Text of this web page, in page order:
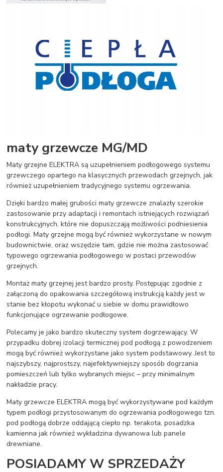
maty grzewcze MG/MD
Maty grzejne ELEKTRA są uzupełnieniem podłogowego systemu
grzewczego opartego na klasycznych przewodach grzejnych, jak
również uzupełnieniem tradycyjnego systemu ogrzewania.
Dzięki bardzo małej grubości maty grzewcze znalazły szerokie
zastosowanie przy adaptacji i remontach istniejących rozwiązań
konstrukcyjnych, które nie dopuszczają możliwości podniesienia
podłogi. Maty grzejne mogą być również wykorzystane w nowym
budownictwie, oraz wszędzie tam, gdzie nie można zastosować
typowego ogrzewania podłogowego w postaci przewodów
grzejnych.
Montaż maty grzejnej jest bardzo prosty. Postępując zgodnie z
załączoną do opakowania szczegółową instrukcją każdy jest w
stanie bez kłopotu wykonać u siebie w domu prawidłowo
funkcjonujące ogrzewanie podłogowe.
Polecamy je jako bardzo skuteczny system dogrzewający. W
przypadku dobrej izolacji termicznej pod podłogą z powodzeniem
mogą być również wykorzystane jako system podstawowy. Jest to
najszybszy, najprostszy, najefektywniejszy sposób dogrzania
pomieszczeń lub tylko wybranych miejsc – przy minimalnym
nakładzie pracy.
Maty grzewcze ELEKTRA mogą być wykorzystywane pod każdym
typem podłogi przystosowanym do ogrzewania podłogowego tzn.
pod podłogą dobrze oddającą ciepło np. terakota, posadzka
kamienna jak również wykładzina dywanowa lub panele
drewniane.
POSIADAMY W SPRZEDAŻY